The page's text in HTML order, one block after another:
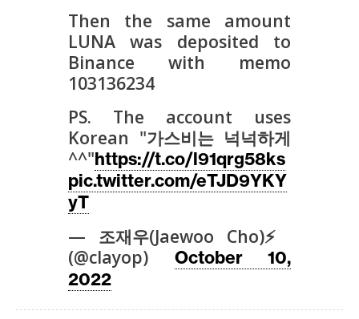
C
o
Then the same amount
LUNA was deposited to
Binance with memo
103136234
PS. The account uses
Korean "가스비는 넉넉하게
^^"https://t.co/l91qrg58ks
pic.twitter.com/eTJD9YKY
yT
— 조재우(Jaewoo Cho)⚡️
(@clayop) October 10,
2022